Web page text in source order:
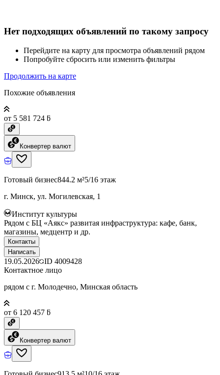
Нет подходящих объявлений по такому запросу
Перейдите на карту для просмотра объявлений рядом
Попробуйте сбросить или изменить фильтры
Продолжить на карте
Похожие объявления
от 5 581 724 ƃ
Конвертер валют
Готовый бизнес844.2 м²5/16 этаж
г. Минск, ул. Могилевская, 1
Институт культуры
Рядом с БЦ «Аякс» развитая инфраструктура: кафе, банк,
магазины, медцентр и др.
Контакты
Написать
19.05.2026 ID 4009428
Контактное лицо
рядом с г. Молодечно, Минская область
от 6 120 457 ƃ
Конвертер валют